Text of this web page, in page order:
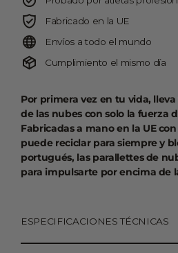
Fabricado en la UE
Envíos a todo el mundo
Cumplimiento el mismo día
Por primera vez en tu vida,
de las nubes con solo la fuerza
Fabricadas a mano en la UE
puede reciclar para siempre y
portugués, las parallettes de
para impulsarte por encima de
ESPECIFICACIONES TÉCNICAS